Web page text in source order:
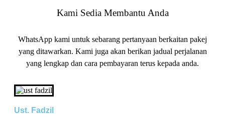
Kami Sedia Membantu Anda
WhatsApp kami untuk sebarang pertanyaan berkaitan pakej
yang ditawarkan. Kami juga akan berikan jadual perjalanan
yang lengkap dan cara pembayaran terus kepada anda.
Ust. Fadzil